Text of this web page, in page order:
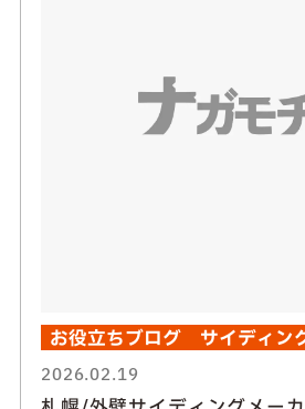
お役立ちブログ サイディン
2026.02.19